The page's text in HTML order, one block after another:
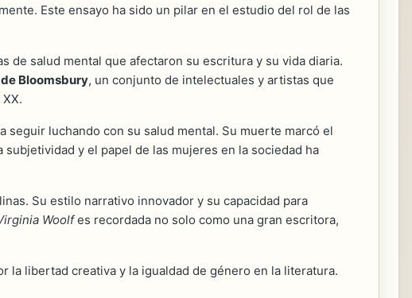
Este ensayo ha sido un pilar en el estudio del rol de las
de salud mental que afectaron su escritura y su vida diaria.
Bloomsbury, un conjunto de intelectuales y artistas que
seguir luchando con su salud mental. Su muerte marcó el
y el papel de las mujeres en la sociedad ha
Su estilo narrativo innovador y su capacidad para
Woolfes recordada no solo como una gran escritora,
la libertad creativa y la igualdad de género en la literatura.